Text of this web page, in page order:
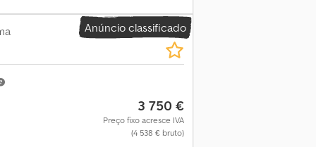
Anúncio classificado
3 750 €
Preço fixo acresce IVA
(4 538 € bruto)